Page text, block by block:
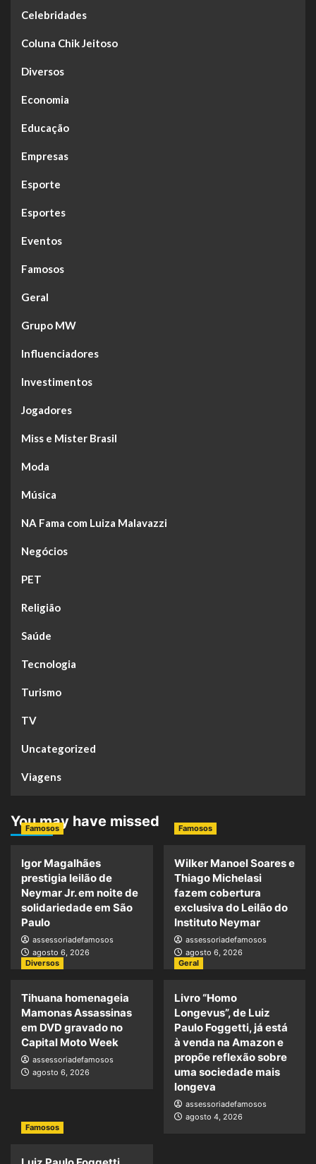
Celebridades
Coluna Chik Jeitoso
Diversos
Economia
Educação
Empresas
Esporte
Esportes
Eventos
Famosos
Geral
Grupo MW
Influenciadores
Investimentos
Jogadores
Miss e Mister Brasil
Moda
Música
NA Fama com Luiza Malavazzi
Negócios
PET
Religião
Saúde
Tecnologia
Turismo
TV
Uncategorized
Viagens
You may have missed
Famosos
Igor Magalhães
prestigia leilão de
Neymar Jr. em noite de
solidariedade em São
Paulo
assessoriadefamosos
agosto 6, 2026
Famosos
Wilker Manoel Soares e
Thiago Michelasi
fazem cobertura
exclusiva do Leilão do
Instituto Neymar
assessoriadefamosos
agosto 6, 2026
Diversos
Tihuana homenageia
Mamonas Assassinas
em DVD gravado no
Capital Moto Week
assessoriadefamosos
agosto 6, 2026
Geral
Livro “Homo
Longevus”, de Luiz
Paulo Foggetti, já está
à venda na Amazon e
propõe reflexão sobre
uma sociedade mais
longeva
assessoriadefamosos
agosto 4, 2026
Famosos